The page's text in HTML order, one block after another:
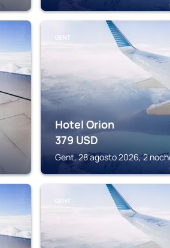
GENT
Hotel Orion
379 USD
Gent, 28 agosto 2026, 2
GENT